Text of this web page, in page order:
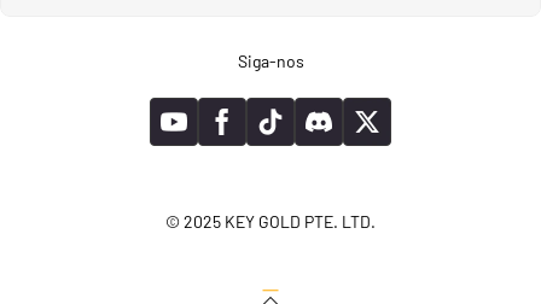
Siga-nos
© 2025 KEY GOLD PTE. LTD.